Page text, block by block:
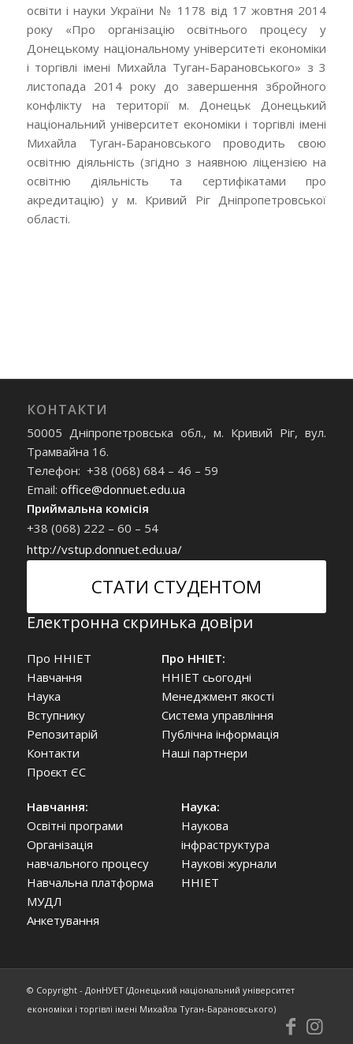
освіти і науки України № 1178 від 17 жовтня 2014
року «Про організацію освітнього процесу у
Донецькому національному університеті економіки
і торгівлі імені Михайла Туган-Барановського» з 3
листопада 2014 року до завершення збройного
конфлікту на території м. Донецьк Донецький
національний університет економіки і торгівлі імені
Михайла Туган-Барановського проводить свою
освітню діяльність (згідно з наявною ліцензією на
освітню діяльність та сертифікатами про
акредитацію) у м. Кривий Ріг Дніпропетровської
області.
КОНТАКТИ
50005 Дніпропетровська обл., м. Кривий Ріг, вул.
Трамвайна 16.
Телефон: +38 (068) 684 – 46 – 59
Email: office@donnuet.edu.ua
Приймальна комісія
+38 (068) 222 – 60 – 54
http://vstup.donnuet.edu.ua/
СТАТИ СТУДЕНТОМ
Електронна скринька довіри
Про ННІЕТ
Навчання
Наука
Вступнику
Репозитарій
Контакти
Проєкт ЄС
Про ННІЕТ:
ННІЕТ сьогодні
Менеджмент якості
Система управління
Публічна інформація
Наші партнери
Навчання:
Освітні програми
Організація
навчального процесу
Навчальна платформа
МУДЛ
Анкетування
Наука:
Наукова
інфраструктура
Наукові журнали
ННІЕТ
© Copyright - ДонНУЕТ (Донецький національний університет
економіки і торгівлі імені Михайла Туган-Барановського)